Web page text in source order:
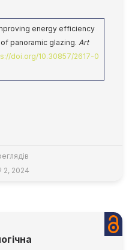
energy efficiency
panoramic glazing. Art
doi.org/10.30857/2617-0
2, 2024